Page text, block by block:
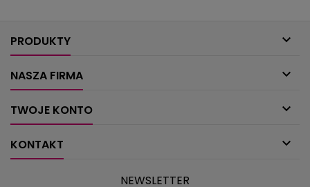
PRODUKTY 
NASZA FIRMA 
TWOJE KONTO 
KONTAKT 
NEWSLETTER